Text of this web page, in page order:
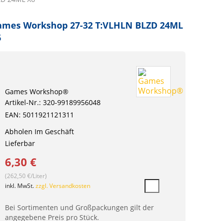
Workshop 27-32 T:VLHLN BLZD 24ML
Games Workshop®
Artikel-Nr.: 320-99189956048
EAN: 5011921121311
Abholen Im Geschäft
Lieferbar
6,30 €
(262,50 €/Liter)
inkl. MwSt.zzgl. Versandkosten
Bei Sortimenten und Großpackungen gilt der
angegebene Preis pro Stück.